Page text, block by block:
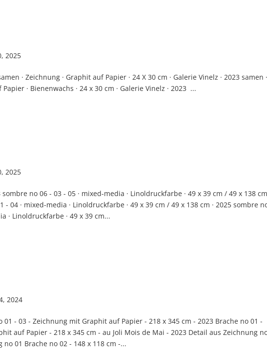
2025
· Zeichnung · Graphit auf Papier · 24 X 30 cm · Galerie Vinelz · 2023 samen ·
· Bienenwachs · 24 x 30 cm · Galerie Vinelz · 2023 ...
2025
sombre no 06 - 03 - 05 · mixed-media · Linoldruckfarbe · 49 x 39 cm / 49 x 138 cm
- 04 · mixed-media · Linoldruckfarbe · 49 x 39 cm / 49 x 138 cm · 2025 sombre
· Linoldruckfarbe · 49 x 39 cm...
2024
01 - 03 - Zeichnung mit Graphit auf Papier - 218 x 345 cm - 2023 Brache no 01 -
auf Papier - 218 x 345 cm - au Joli Mois de Mai - 2023 Detail aus Zeichnung
01 Brache no 02 - 148 x 118 cm -...